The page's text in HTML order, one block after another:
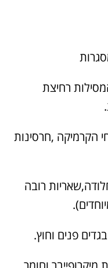
רחיצת
הקרמיקה ,חרסינות
רובה
פנים וחוץ.